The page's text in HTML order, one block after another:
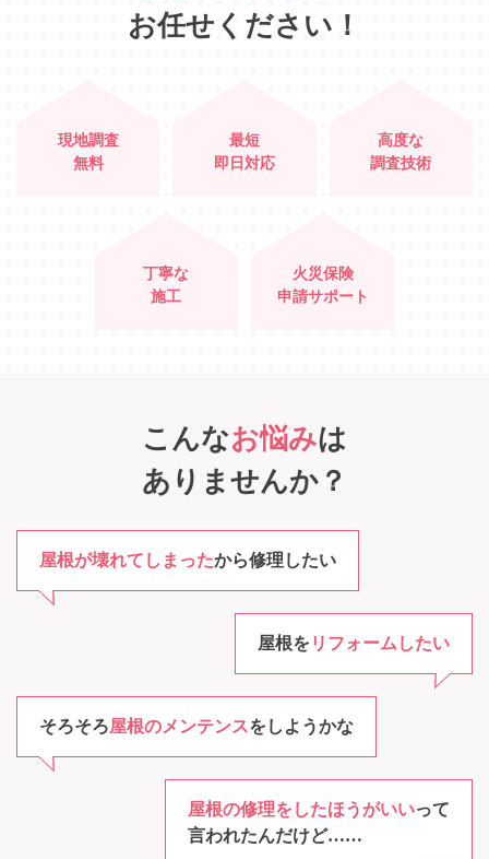
お任せください！
現地調査
無料
最短
即日対応
高度な
調査技術
丁寧な
施工
火災保険
申請サポート
こんなお悩みは
ありませんか？
屋根が壊れてしまったから修理したい
屋根を リフォームしたい
そろそろ屋根のメンテンスをしようかな
屋根の修理をしたほうがいいって
言われたんだけど……